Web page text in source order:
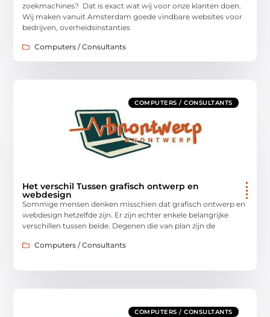
zoekmachines? Dat is exact wat wij voor onze klanten doen.
Wij maken vanuit Amsterdam goede vindbare websites voor
bedrijven, overheidsinstanties
Computers / Consultants
COMPUTERS / CONSULTANTS
Het verschil Tussen grafisch ontwerp en
webdesign
Sommige mensen denken misschien dat grafisch ontwerp en
webdesign hetzelfde zijn. Er zijn echter enkele belangrijke
verschillen tussen beide. Degenen die van plan zijn de
Computers / Consultants
COMPUTERS / CONSULTANTS